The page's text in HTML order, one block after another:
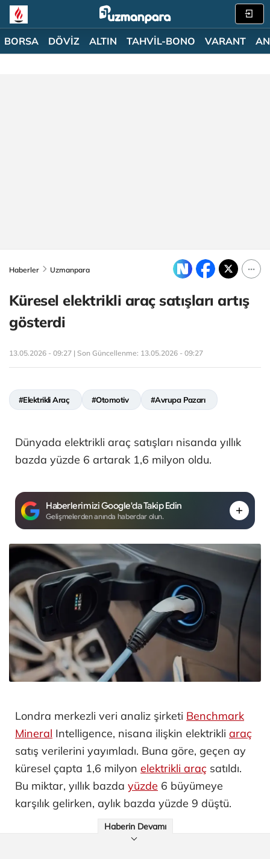
BORSA DÖVİZ ALTIN TAHVİL-BONO VARANT
Haberler Uzmanpara
Küresel elektrikli araç satışları artış
gösterdi
13.05.2026 - 09:27 | Son Güncellenme: 13.05.2026 - 09:27
#Elektrikli Araç #Otomotiv #Avrupa Pazarı
Dünyada elektrikli araç satışları nisanda yıllık
bazda yüzde 6 artarak 1,6 milyon oldu.
Haberlerimizi Google'da Takip Edin
Gelişmelerden anında haberdar olun.
Londra merkezli veri analiz şirketi Benchmark
Mineral Intelligence, nisana ilişkin elektrikli araç
satış verilerini yayımladı. Buna göre, geçen ay
küresel çapta 1,6 milyon elektrikli araç satıldı.
Bu miktar, yıllık bazda yüzde 6 büyümeye
karşılık gelirken, aylık bazda yüzde 9 düştü.
Haberin Devamı